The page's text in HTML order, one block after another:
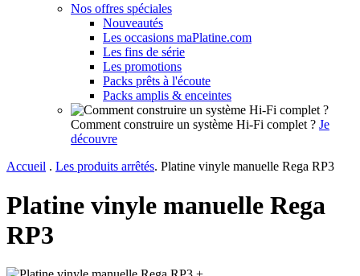
Nos offres spéciales
Nouveautés
Les occasions maPlatine.com
Les fins de série
Les promotions
Packs prêts à l'écoute
Packs amplis & enceintes
Comment construire un système Hi-Fi complet ? Je
découvre
Accueil . Les produits arrêtés. Platine vinyle manuelle Rega RP3
Platine vinyle manuelle Rega
RP3